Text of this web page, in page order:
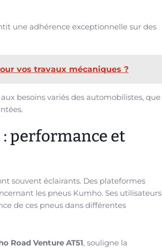
une adhérence exceptionnelle sur des
vos travaux mécaniques ?
besoins variés des automobilistes, que
performance et
souvent éclairants. Des plateformes
les pneus Kumho. Ses utilisateurs
de ces pneus dans différentes
Road Venture AT51, souligne la